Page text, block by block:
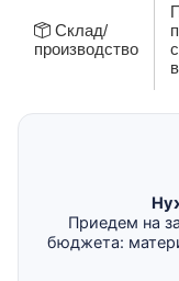
Склад/
производство
Приедем на
бюджета: